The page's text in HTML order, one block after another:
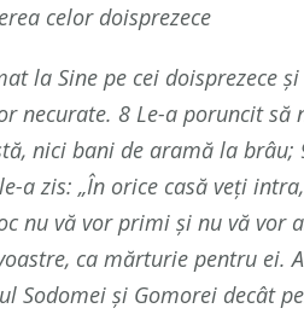
celor doisprezece
la Sine pe cei doisprezece
necurate. 8 Le-a poruncit
nici bani de aramă la brâu;
a zis: „În orice casă veţi
nu vă vor primi şi nu vă vor
ca mărturie pentru ei.
Sodomei şi Gomorei decât